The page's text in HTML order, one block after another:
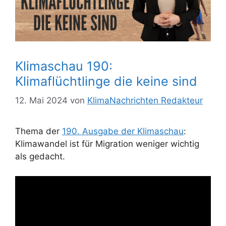
Klimaschau 190:
Klimaflüchtlinge die keine sind
12. Mai 2024 von KlimaNachrichten Redakteur
Thema der 190. Ausgabe der Klimaschau:
Klimawandel ist für Migration weniger wichtig
als gedacht.